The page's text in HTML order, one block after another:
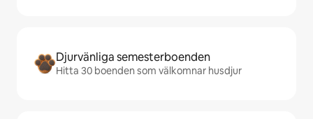
Djurvänliga semesterboenden
Hitta 30 boenden som välkomnar husdjur